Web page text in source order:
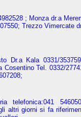
; Monza dr.a
Trezzo Vimercate
Dr.a Kala 0331/
Cosentino Tel. 0332/
telefonica:041
altri giorni si fa